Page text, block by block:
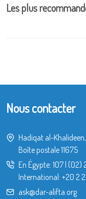
Les plus
Nous contacter
Hadiqat al-
Boîte postale 11675
En Égypte: 107| (02)
International: +20 2
ask@dar-alifta.org